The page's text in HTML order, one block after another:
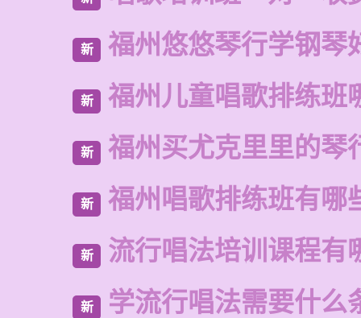
新 福州悠悠琴行学钢琴
新 福州儿童唱歌排练班
新 福州买尤克里里的琴
新 福州唱歌排练班有哪
新 流行唱法培训课程有
新 学流行唱法需要什么